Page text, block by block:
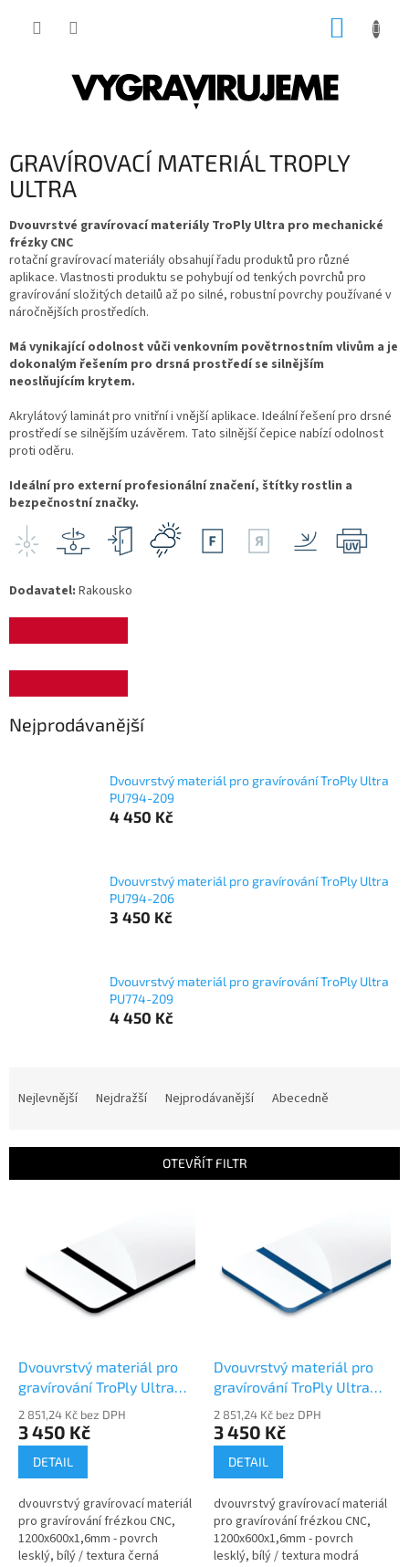
GRAVÍROVACÍ MATERIÁL TROPLY
ULTRA
Dvouvrstvé gravírovací materiály TroPly Ultra pro mechanické
frézky CNC
rotační gravírovací materiály obsahují řadu produktů pro různé
aplikace. Vlastnosti produktu se pohybují od tenkých povrchů pro
gravírování složitých detailů až po silné, robustní povrchy používané v
náročnějších prostředích.
Má vynikající odolnost vůči venkovním povětrnostním vlivům a je
dokonalým řešením pro drsná prostředí se silnějším
neoslňujícím krytem.
Akrylátový laminát pro vnitřní i vnější aplikace. Ideální řešení pro drsné
prostředí se silnějším uzávěrem. Tato silnější čepice nabízí odolnost
proti oděru.
Ideální pro externí profesionální značení, štítky rostlin a
bezpečnostní značky.
Dodavatel: Rakousko
Nejprodávanější
Dvouvrstvý materiál pro gravírování TroPly Ultra
PU794-209
4 450 Kč
Dvouvrstvý materiál pro gravírování TroPly Ultra
PU794-206
3 450 Kč
Dvouvrstvý materiál pro gravírování TroPly Ultra
PU774-209
4 450 Kč
í
Nejlevnější Nejdražší Nejprodávanější Abecedně
OTEVŘÍT FILTR
Dvouvrstvý materiál pro
gravírování TroPly Ultra
PH204-206
2 851,24 Kč bez DPH
3 450 Kč
DETAIL
dvouvrstvý gravírovací materiál
pro gravírování frézkou CNC,
1200x600x1,6mm - povrch
lesklý, bílý / textura černá
Dvouvrstvý materiál pro
gravírování TroPly Ultra
PH205-206
2 851,24 Kč bez DPH
3 450 Kč
DETAIL
dvouvrstvý gravírovací materiál
pro gravírování frézkou CNC,
1200x600x1,6mm - povrch
lesklý, bílý / textura modrá